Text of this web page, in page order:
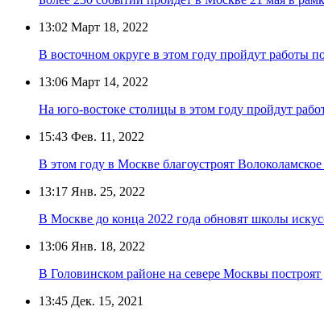
13:02 Март 18, 2022
В восточном округе в этом году пройдут работы
13:06 Март 14, 2022
На юго-востоке столицы в этом году пройдут
15:43 Фев. 11, 2022
В этом году в Москве благоустроят
13:17 Янв. 25, 2022
В Москве до конца 2022 года обновят школы
13:06 Янв. 18, 2022
В Головинском районе на севере Москвы построят
13:45 Дек. 15, 2021